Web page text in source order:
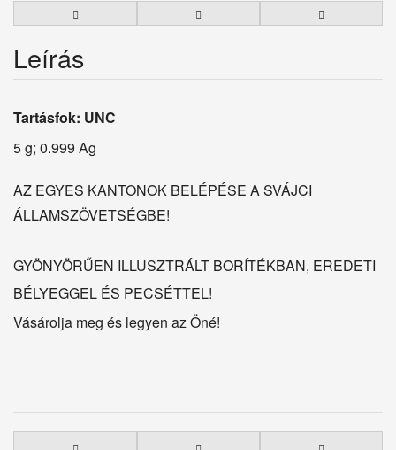
Leírás
Tartásfok: UNC
5 g; 0.999 Ag
AZ EGYES KANTONOK BELÉPÉSE A SVÁJCI
ÁLLAMSZÖVETSÉGBE!
GYÖNYÖRŰEN ILLUSZTRÁLT BORÍTÉKBAN, EREDETI
BÉLYEGGEL ÉS PECSÉTTEL!
Vásárolja meg és legyen az Öné!